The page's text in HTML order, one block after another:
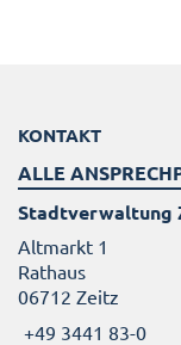
KONTAKT
ALLE
Stadtverwaltung
Altmarkt 1
Rathaus
06712 Zeitz
+49 3441 83-0